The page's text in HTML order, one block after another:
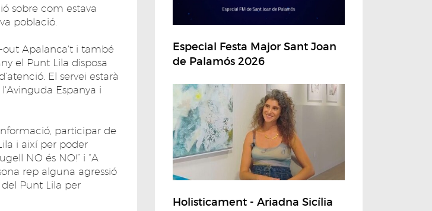
sobre com estava
població.
out Apalanca't i també
el Punt Lila disposa
El servei estarà
Espanya i
participar de
i així per poder
NO és NO!” i “A
rep alguna agressió
Punt Lila per
Especial Festa Major Sant Joan
de Palamós 2026
Holisticament - Ariadna Sicília